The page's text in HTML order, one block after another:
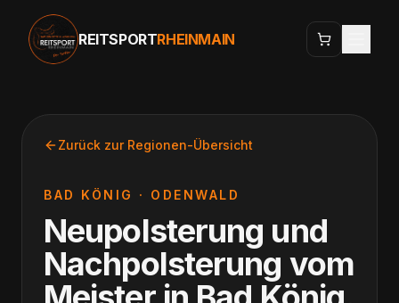
REITSPORTRHEINMAIN
Zurück zur Regionen-Übersicht
BAD KÖNIG · ODENWALD
Neupolsterung und
Nachpolsterung vom